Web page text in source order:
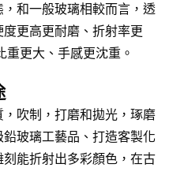
和一般玻璃相較而言，透
更高更耐磨、折射率更
更大、手感更沈重。
吹制，打磨和拋光，琢磨
玻璃工藝品、打造客製化
能折射出多彩顏色，在古